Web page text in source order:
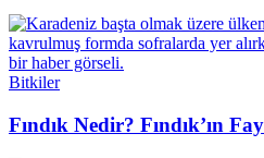
Bitkiler
Fındık Nedir? Fındık’ın